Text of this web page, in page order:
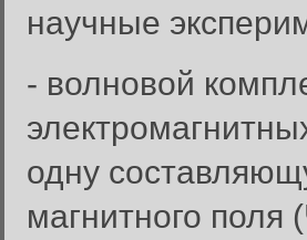
научные
- волновой
одну
магнитного поля